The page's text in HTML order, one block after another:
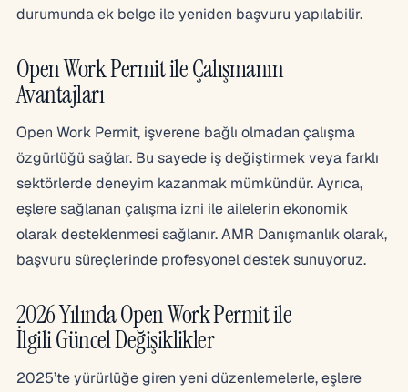
durumunda ek belge ile yeniden başvuru yapılabilir.
Open Work Permit ile Çalışmanın
Avantajları
Open Work Permit, işverene bağlı olmadan çalışma
özgürlüğü sağlar. Bu sayede iş değiştirmek veya farklı
sektörlerde deneyim kazanmak mümkündür. Ayrıca,
eşlere sağlanan çalışma izni ile ailelerin ekonomik
olarak desteklenmesi sağlanır. AMR Danışmanlık olarak,
başvuru süreçlerinde profesyonel destek sunuyoruz.
2026 Yılında Open Work Permit ile
İlgili Güncel Değişiklikler
2025’te yürürlüğe giren yeni düzenlemelerle, eşlere